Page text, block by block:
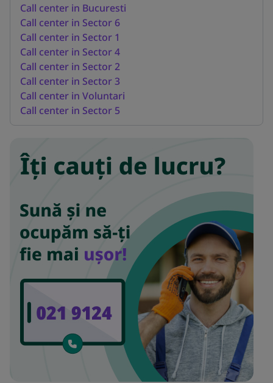
Call center in Bucuresti
Call center in Sector 6
Call center in Sector 1
Call center in Sector 4
Call center in Sector 2
Call center in Sector 3
Call center in Voluntari
Call center in Sector 5